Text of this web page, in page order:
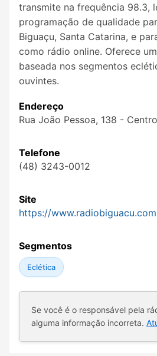
transmite na frequência 98.3,
programação de qualidade
Biguaçu, Santa Catarina, e
como rádio online. Oferece
baseada nos segmentos
ouvintes.
Endereço
Rua João Pessoa, 138 -
Telefone
(48) 3243-0012
Site
https://
Segmentos
Eclética
Se você é o responsável pela
alguma informação incorreta.